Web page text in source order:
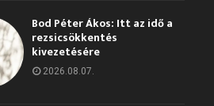
Bod Péter Ákos: Itt az idő a
rezsicsökkentés
kivezetésére
2026.08.07.